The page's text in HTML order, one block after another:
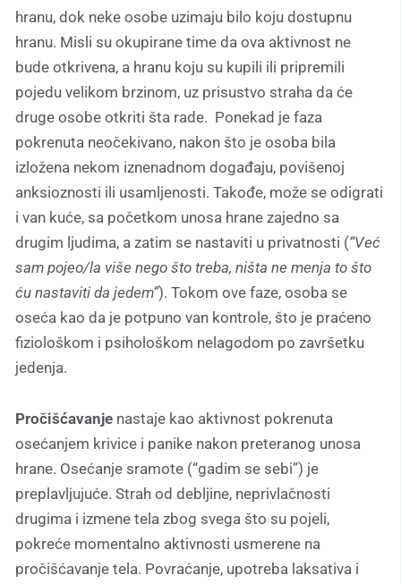
hranu, dok neke osobe uzimaju bilo koju dostupnu
hranu. Misli su okupirane time da ova aktivnost ne
bude otkrivena, a hranu koju su kupili ili pripremili
pojedu velikom brzinom, uz prisustvo straha da će
druge osobe otkriti šta rade. Ponekad je faza
pokrenuta neočekivano, nakon što je osoba bila
izložena nekom iznenadnom događaju, povišenoj
anksioznosti ili usamljenosti. Takođe, može se odigrati
i van kuće, sa početkom unosa hrane zajedno sa
drugim ljudima, a zatim se nastaviti u privatnosti (“Već
sam pojeo/la više nego što treba, ništa ne menja to što
ću nastaviti da jedem”). Tokom ove faze, osoba se
oseća kao da je potpuno van kontrole, što je praćeno
fiziološkom i psihološkom nelagodom po završetku
jedenja.
Pročišćavanje nastaje kao aktivnost pokrenuta
osećanjem krivice i panike nakon preteranog unosa
hrane. Osećanje sramote (“gadim se sebi”) je
preplavljujuće. Strah od debljine, neprivlačnosti
drugima i izmene tela zbog svega što su pojeli,
pokreće momentalno aktivnosti usmerene na
pročišćavanje tela. Povraćanje, upotreba laksativa i